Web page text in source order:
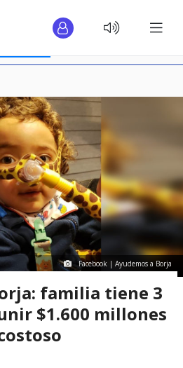
Facebook | Ayudemos a Borja
familia tiene 3
$1.600 millones